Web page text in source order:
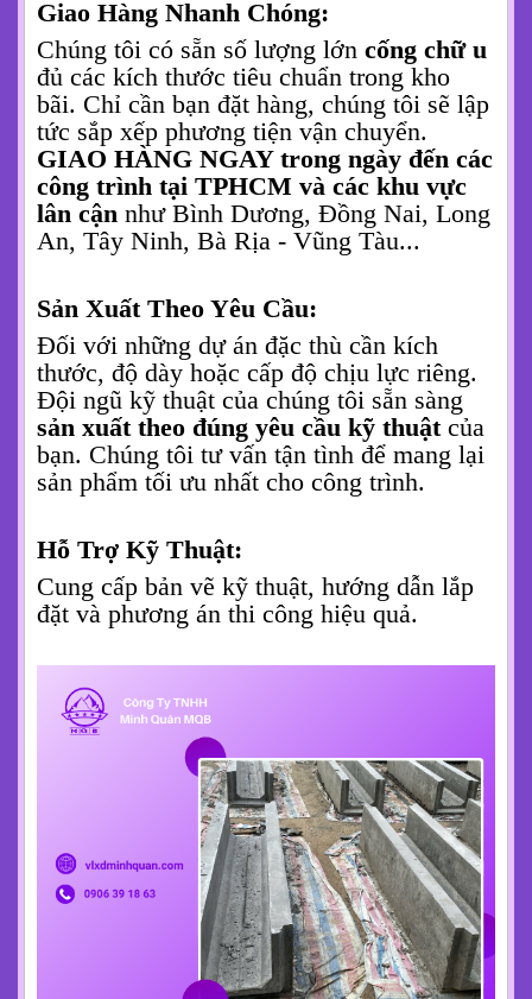
chữ ubằng bê tông, chính là minh chứng
cho tầm nhìn lâu dài của chủ đầu tư. Đó là
sự đầu tư đúng đắn cho một tương lai ổn
định, tránh được những rủi ro, sự cố đáng
tiếc có thể xảy ra từ những giải pháp thoát
nước kém chất lượng.
4. Cam Kết Dịch Vụ Của Chúng Tôi:
Đặt Hàng Có Ngay - Giao Hàng Tận
Nơi
Hiểu được tính chất khẩn trương của mỗi
dự án. Chúng tôi cam kết mang đến dịch
vụ nhanh chóng và linh hoạt nhất:
Giao Hàng Nhanh Chóng:
Chúng tôi có sẵn số lượng lớn cống chữ u
bãi. Chỉ cần bạn đặt hàng, chúng tôi sẽ lập
tức sắp xếp phương tiện vận chuyển.
GIAO HÀNG NGAY trong ngày đến các
công trình tại TPHCM và các khu vực
An, Tây Ninh, Bà Rịa - Vũng Tàu...
Sản Xuất Theo Yêu Cầu:
Đối với những dự án đặc thù cần kích
thước, độ dày hoặc cấp độ chịu lực riêng.
Đội ngũ kỹ thuật của chúng tôi sẵn sàng
sản xuất theo đúng yêu cầu kỹ thuậtcủa
bạn. Chúng tôi tư vấn tận tình để mang lại
sản phẩm tối ưu nhất cho công trình.
Hỗ Trợ Kỹ Thuật: